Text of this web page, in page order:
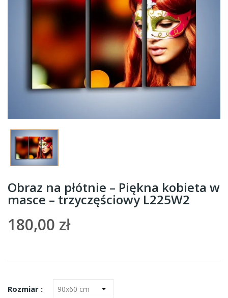
Obraz na płótnie – Piękna kobieta w
masce – trzyczęściowy L225W2
180,00 zł
Rozmiar :